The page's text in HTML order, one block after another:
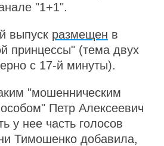
"1+1".
выпуск размещен в
принцессы" (тема двух
с 17-й минуты).
"мошенническим
Петр Алексеевич
у нее часть голосов
Тимошенко добавила,